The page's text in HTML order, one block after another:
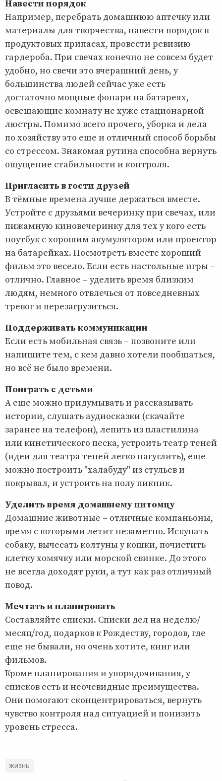
Навести порядок
Например, перебрать домашнюю аптечку или
материалы для творчества, навести порядок в
продуктовых припасах, провести ревизию
гардероба. При свечах конечно не совсем будет
удобно, но свечи это вчерашний день, у
большинства людей сейчас уже есть
достаточно мощные фонари на батареях,
освещающие комнату не хуже стационарной
люстры. Помимо всего прочего, уборка и дела
по хозяйству это еще и отличный способ борьбы
со стрессом. Знакомая рутина способна вернуть
ощущение стабильности и контроля.
Пригласить в гости друзей
В тёмные времена лучше держаться вместе.
Устройте с друзьями вечеринку при свечах, или
пижамную киновечеринку для тех у кого есть
ноутбук с хорошим акумулятором или проектор
на батарейках. Посмотреть вместе хороший
фильм это весело. Если есть настольные игры –
отлично. Главное – уделить время близким
людям, немного отвлечься от повседневных
тревог и перезагрузиться.
Поддерживать коммуникации
Если есть мобильная связь – позвоните или
напишите тем, с кем давно хотели пообщаться,
но всё не было времени.
Поиграть с детьми
А еще можно придумывать и рассказывать
истории, слушать аудиосказки (скачайте
заранее на телефон), лепить из пластилина
или кинетического песка, устроить театр теней
(идеи для театра теней легко нагуглить), еще
можно построить "халабуду" из стульев и
покрывал, и устроить на полу пикник.
Уделить время домашнему питомцу
Домашние животные – отличные компаньоны,
время с которыми летит незаметно. Искупать
собаку, вычесать колтуны у кошки, почистить
клетку хомячку или морской свинке. До этого
не всегда доходят руки, а тут как раз отличный
повод.
Мечтать и планировать
Составляйте списки. Списки дел на неделю/
месяц/год, подарков к Рождеству, городов, где
еще не бывали, но очень хотите, книг или
фильмов.
Кроме планирования и упорядочивания, у
списков есть и неочевидные преимущества.
Они помогают сконцентрироваться, вернуть
чувство контроля над ситуацией и понизить
уровень стресса.
жизнь